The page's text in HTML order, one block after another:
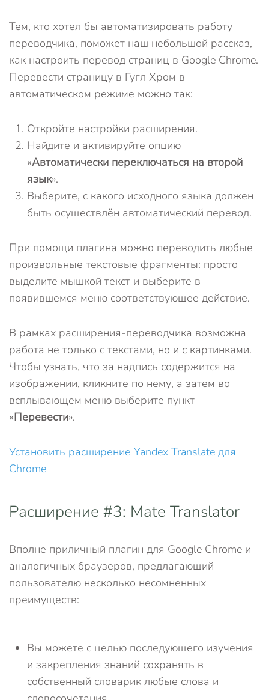
Тем, кто хотел бы автоматизировать работу
переводчика, поможет наш небольшой рассказ,
как настроить перевод страниц в Google Chrome.
Перевести страницу в Гугл Хром в
автоматическом режиме можно так:
Откройте настройки расширения.
Найдите и активируйте опцию
«Автоматически переключаться на второй
язык».
Выберите, с какого исходного языка должен
быть осуществлён автоматический перевод.
При помощи плагина можно переводить любые
произвольные текстовые фрагменты: просто
выделите мышкой текст и выберите в
появившемся меню соответствующее действие.
В рамках расширения-переводчика возможна
работа не только с текстами, но и с картинками.
Чтобы узнать, что за надпись содержится на
изображении, кликните по нему, а затем во
всплывающем меню выберите пункт
«Перевести».
Установить расширение Yandex Translate для
Chrome
Расширение #3: Mate Translator
Вполне приличный плагин для Google Chrome и
аналогичных браузеров, предлагающий
пользователю несколько несомненных
преимуществ:
Вы можете с целью последующего изучения
и закрепления знаний сохранять в
собственный словарик любые слова и